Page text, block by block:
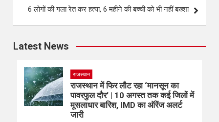
6 लोगों की गला रेत कर हत्या, 6 महीने की बच्ची को भी नहीं बख्शा
Latest News
राजस्थान
राजस्थान में फिर लौट रहा ‘मानसून का
पावरफुल दौर’ | 10 अगस्त तक कई जिलों में
मूसलाधार बारिश, IMD का ऑरेंज अलर्ट
जारी